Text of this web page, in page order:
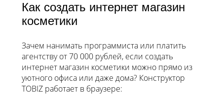
Как создать интернет магазин
косметики
Зачем нанимать программиста или платить
агентству от 70 000 рублей, если создать
интернет магазин косметики можно прямо из
уютного офиса или даже дома? Конструктор
TOBIZ работает в браузере: